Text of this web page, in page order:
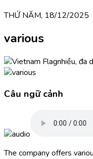
THỨ NĂM, 18/12/2025
various
nhiều, đa
Câu ngữ cảnh
The company offers